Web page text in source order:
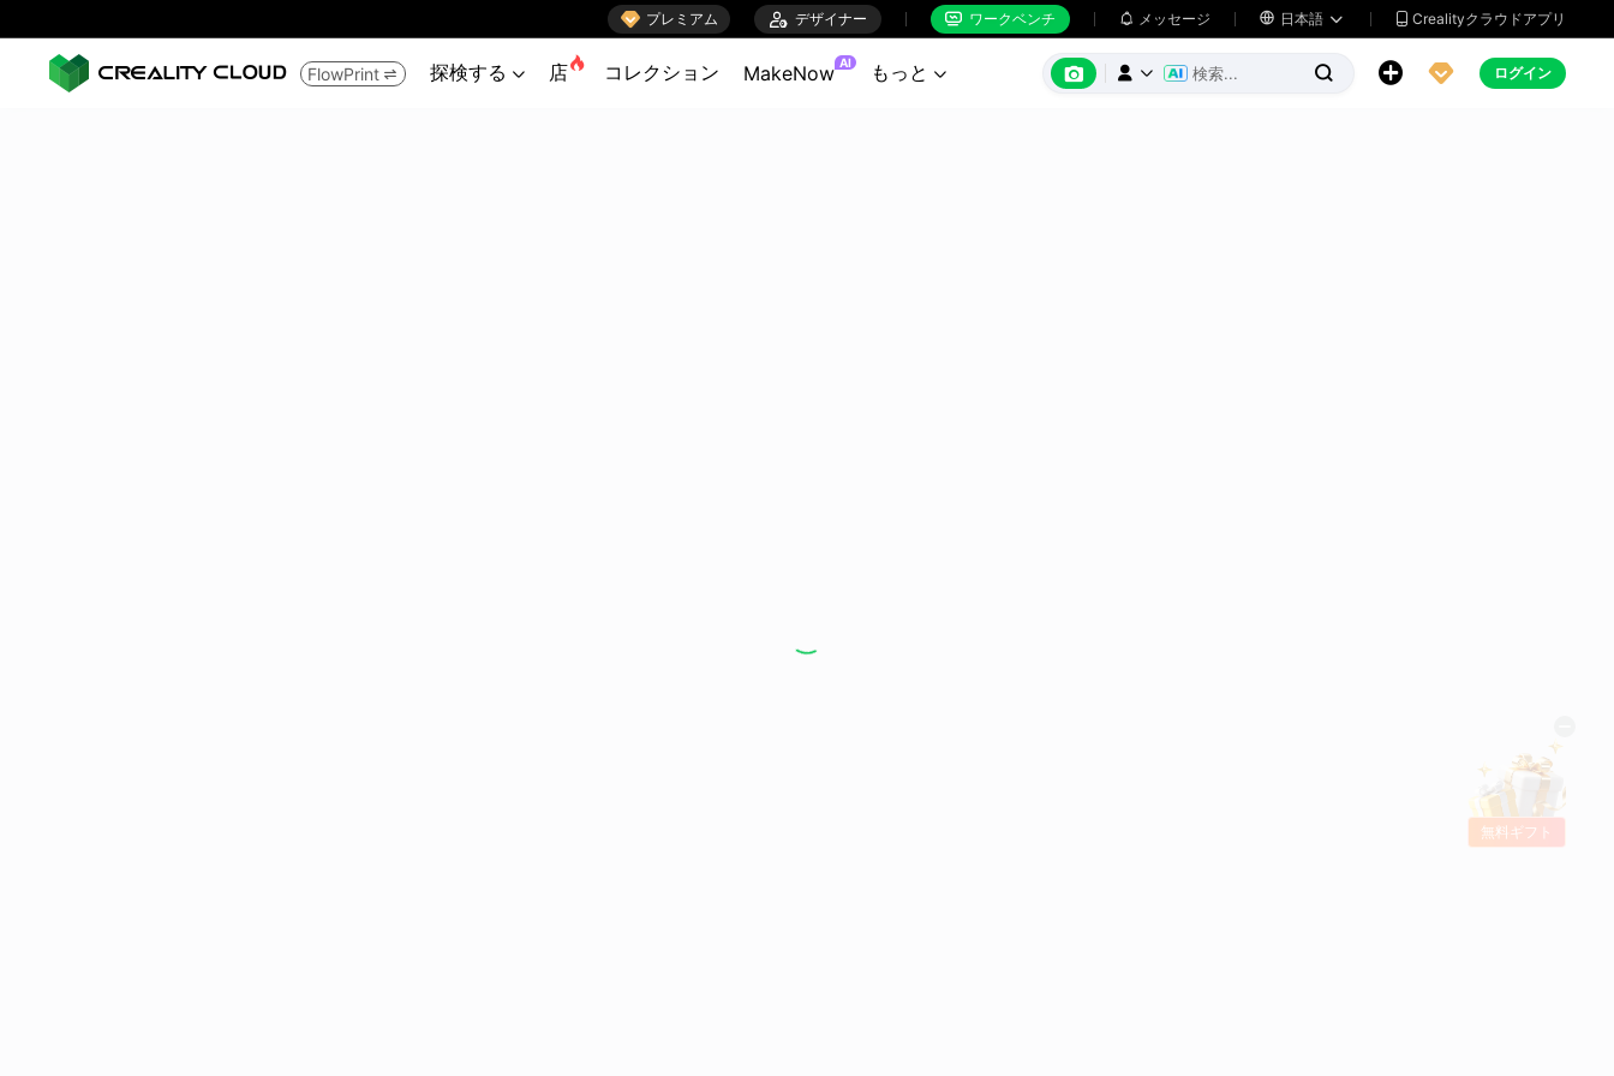
 プレミアム  デザイナー  ワークベンチ  メッセージ  日本語   Crealityクラウドアプリ
FlowPrint  探検する  店 コレクション MakeNow AI もっと        ログイン
無料ギフト